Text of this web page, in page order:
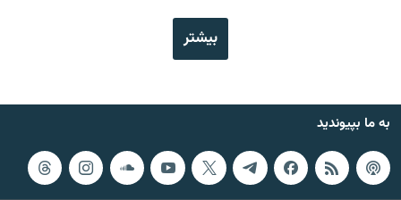
بیشتر
به ما بپیوندید